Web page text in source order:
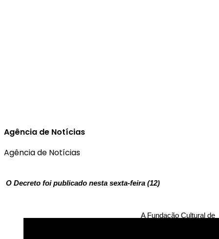
Agência de Notícias
Agência de Notícias
O Decreto foi publicado nesta sexta-feira (12)
A Fundação Cultural de